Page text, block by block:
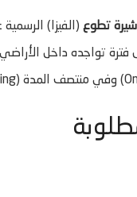
تطوع (الفيزا)
تواجده داخل الأراضي